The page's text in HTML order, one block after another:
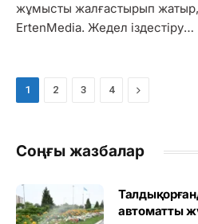
жұмысты жалғастырып
ErtenMedia. Жедел іздестіру…
1 2 3 4 Next
Соңғы жазбалар
автоматты